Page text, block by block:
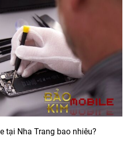
tại Nha Trang bao nhiêu?